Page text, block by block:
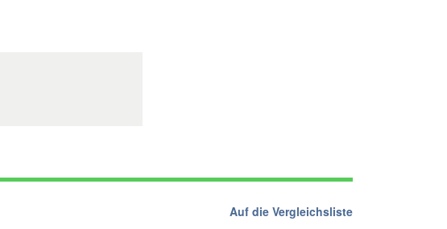
Auf die Vergleichsliste